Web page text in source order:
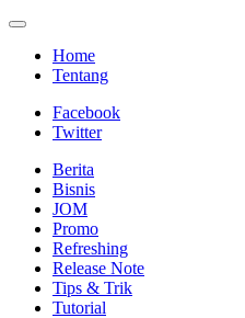
Home
Tentang
Facebook
Twitter
Berita
Bisnis
JOM
Promo
Refreshing
Release Note
Tips & Trik
Tutorial